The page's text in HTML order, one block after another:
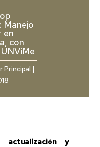
Manejo
en
con
Principal |
y